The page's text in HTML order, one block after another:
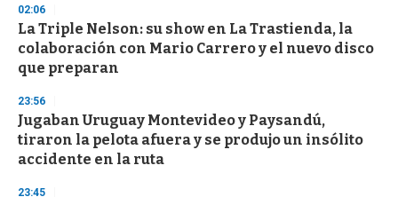
02:06
La Triple Nelson: su show en La Trastienda, la
colaboración con Mario Carrero y el nuevo disco
que preparan
23:56
Jugaban Uruguay Montevideo y Paysandú,
tiraron la pelota afuera y se produjo un insólito
accidente en la ruta
23:45